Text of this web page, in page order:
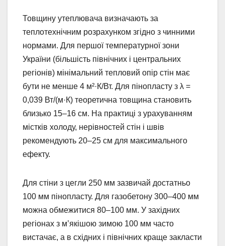
Товщину утеплювача визначають за
теплотехнічним розрахунком згідно з чинними
нормами. Для першої температурної зони
України (більшість північних і центральних
регіонів) мінімальний тепловий опір стін має
бути не менше 4 м²·К/Вт. Для пінопласту з λ =
0,039 Вт/(м·К) теоретична товщина становить
близько 15–16 см. На практиці з урахуванням
містків холоду, нерівностей стін і швів
рекомендують 20–25 см для максимального
ефекту.
Для стіни з цегли 250 мм зазвичай достатньо
100 мм пінопласту. Для газобетону 300–400 мм
можна обмежитися 80–100 мм. У західних
регіонах з м’якішою зимою 100 мм часто
вистачає, а в східних і північних краще закласти